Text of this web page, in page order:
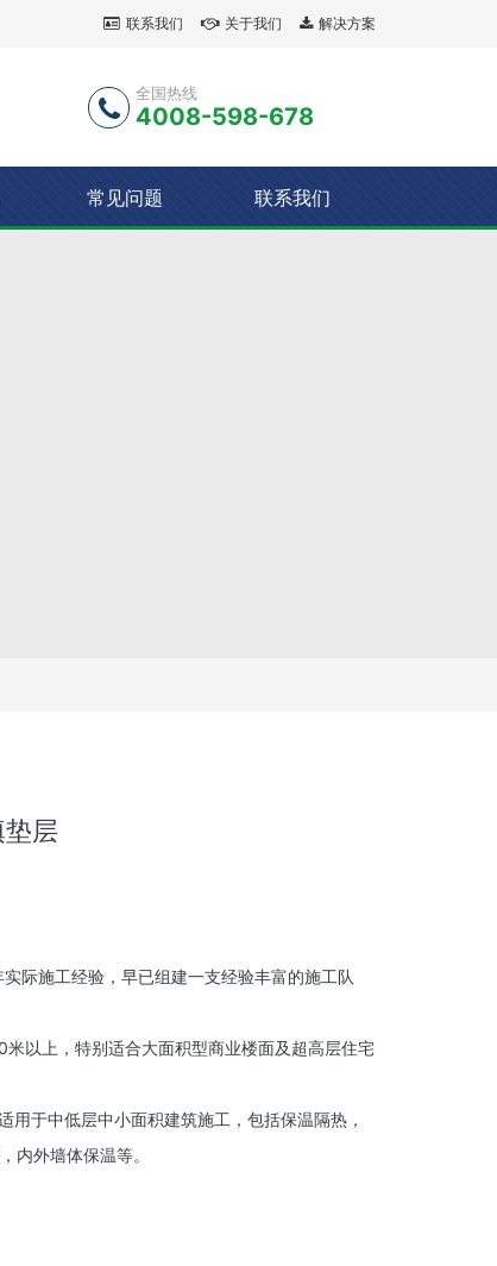
解决方案
关于我们
联系我们
全国热线
4008-598-678
常见问题 联系我们
层
际施工经验，早已组建一支经验丰富的施工队
以上，特别适合大面积型商业楼面及超高层住宅
于中低层中小面积建筑施工，包括保温隔热，
内外墙体保温等。